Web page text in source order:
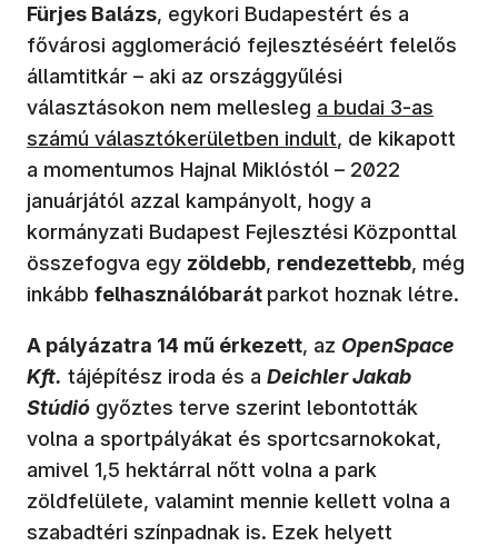
Fürjes Balázs, egykori Budapestért és a
fővárosi agglomeráció fejlesztéséért felelős
államtitkár – aki az országgyűlési
választásokon nem mellesleg (új ablakban nyílik
a budai 3-as
számú választókerületben indult, de kikapott
a momentumos Hajnal Miklóstól – 2022
januárjától azzal kampányolt, hogy a
kormányzati Budapest Fejlesztési Központtal
összefogva egy zöldebb, rendezettebb, még
inkább felhasználóbarát parkot hoznak létre.
A pályázatra 14 mű érkezett, az OpenSpace
Kft. tájépítész iroda és a Deichler Jakab
Stúdió győztes terve szerint lebontották
volna a sportpályákat és sportcsarnokokat,
amivel 1,5 hektárral nőtt volna a park
zöldfelülete, valamint mennie kellett volna a
szabadtéri színpadnak is. Ezek helyett